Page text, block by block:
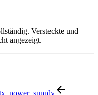
Versteckte und
angezeigt.